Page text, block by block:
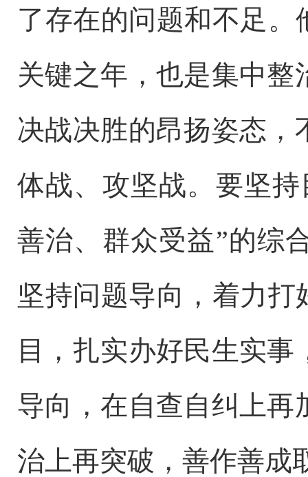
了存在的问题和不足。
关键之年，也是集中
决战决胜的昂扬姿态
体战、攻坚战。要坚
善治、群众受益”的综
坚持问题导向，着力打
目，扎实办好民生实
导向，在自查自纠上再
治上再突破，善作善成